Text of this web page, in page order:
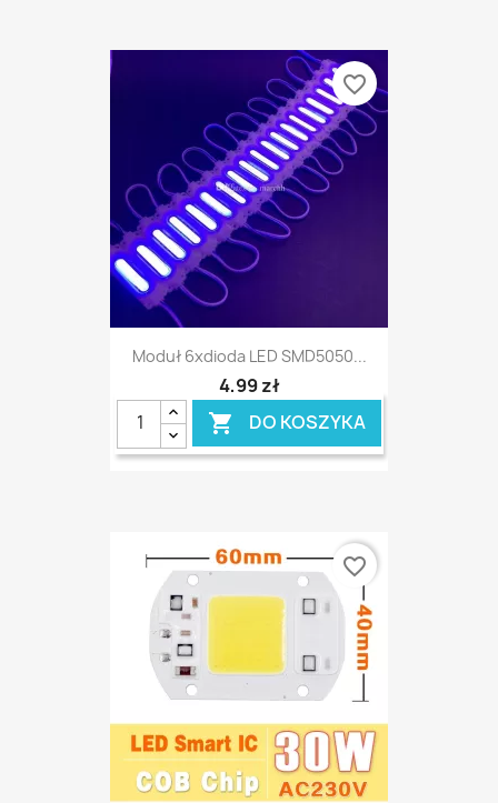
Moduł 6xdioda LED SMD5050...
4,99 zł
 DO KOSZYKA
favorite_border
favorite_border